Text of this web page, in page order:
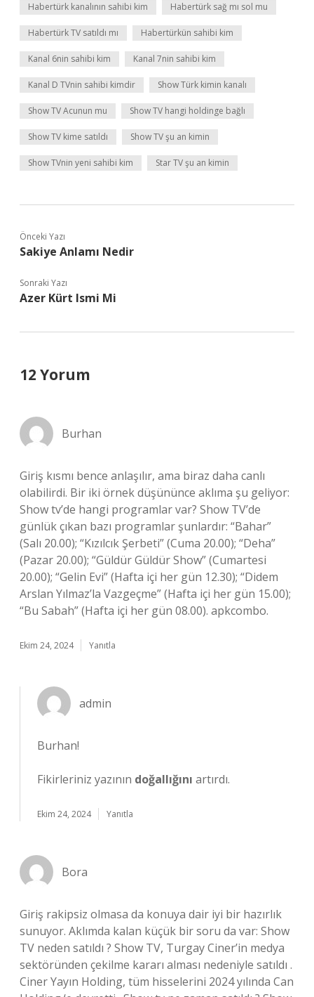
Habertürk kanalının sahibi kim Habertürk sağ mı sol mu
Habertürk TV satıldı mı Habertürkün sahibi kim
Kanal 6nin sahibi kim Kanal 7nin sahibi kim
Kanal D TVnin sahibi kimdir Show Türk kimin kanalı
Show TV Acunun mu Show TV hangi holdinge bağlı
Show TV kime satıldı Show TV şu an kimin
Show TVnin yeni sahibi kim Star TV şu an kimin
Önceki Yazı
Sakiye Anlamı Nedir
Sonraki Yazı
Azer Kürt Ismi Mi
12 Yorum
Burhan
Giriş kısmı bence anlaşılır, ama biraz daha canlı
olabilirdi. Bir iki örnek düşününce aklıma şu geliyor:
Show tv’de hangi programlar var? Show TV’de
günlük çıkan bazı programlar şunlardır: “Bahar”
(Salı 20.00); “Kızılcık Şerbeti” (Cuma 20.00); “Deha”
(Pazar 20.00); “Güldür Güldür Show” (Cumartesi
20.00); “Gelin Evi” (Hafta içi her gün 12.30); “Didem
Arslan Yılmaz’la Vazgeçme” (Hafta içi her gün 15.00);
“Bu Sabah” (Hafta içi her gün 08.00). apkcombo.
Ekim 24, 2024 Yanıtla
admin
Burhan!
Fikirleriniz yazının doğallığını artırdı.
Ekim 24, 2024 Yanıtla
Bora
Giriş rakipsiz olmasa da konuya dair iyi bir hazırlık
sunuyor. Aklımda kalan küçük bir soru da var: Show
TV neden satıldı ? Show TV, Turgay Ciner’in medya
sektöründen çekilme kararı alması nedeniyle satıldı .
Ciner Yayın Holding, tüm hisselerini 2024 yılında Can